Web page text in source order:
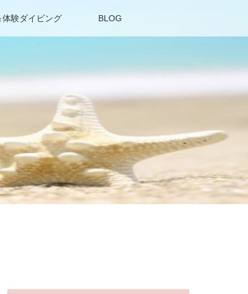
験ダイビング BLOG